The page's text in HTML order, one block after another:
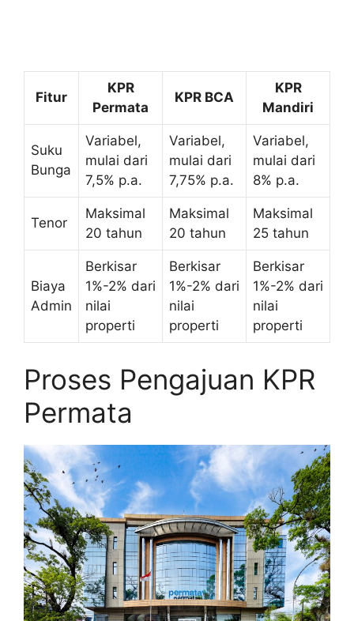
Fitur
KPR
Permata
KPR BCA
KPR
Mandiri
Suku
Bunga
Variabel,
mulai dari
7,5% p.a.
Variabel,
mulai dari
7,75% p.a.
Variabel,
mulai dari
8% p.a.
Tenor
Maksimal
20 tahun
Maksimal
20 tahun
Maksimal
25 tahun
Biaya
Admin
Berkisar
1%-2% dari
nilai
properti
Berkisar
1%-2% dari
nilai
properti
Berkisar
1%-2% dari
nilai
properti
Proses Pengajuan KPR
Permata